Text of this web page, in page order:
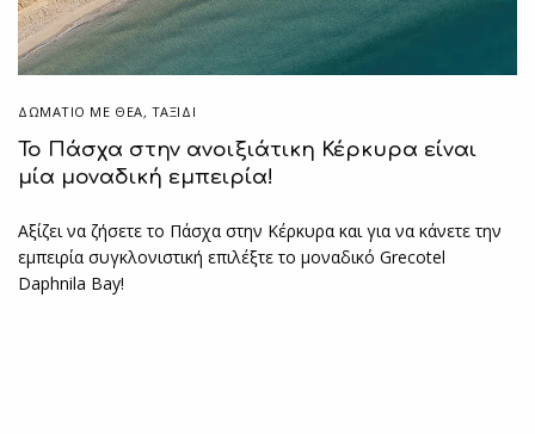
ΔΩΜΆΤΙΟ ΜΕ ΘΈΑ, ΤΑΞΙΔΙ
Το Πάσχα στην ανοιξιάτικη Κέρκυρα είναι
μία μοναδική εμπειρία!
Αξίζει να ζήσετε το Πάσχα στην Κέρκυρα και για να κάνετε την
εμπειρία συγκλονιστική επιλέξτε το μοναδικό Grecotel
Daphnila Bay!